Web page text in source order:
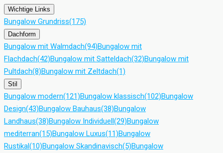
Wichtige Links
Bungalow Grundriss(175)
Dachform
Bungalow mit Walmdach(94)Bungalow mit
Flachdach(42)Bungalow mit Satteldach(32)Bungalow mit
Pultdach(8)Bungalow mit Zeltdach(1)
Stil
Bungalow modern(121)Bungalow klassisch(102)Bungalow
Design(43)Bungalow Bauhaus(38)Bungalow
Landhaus(38)Bungalow Individuell(29)Bungalow
mediterran(15)Bungalow Luxus(11)Bungalow
Rustikal(10)Bungalow Skandinavisch(5)Bungalow